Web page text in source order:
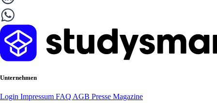
Unternehmen
Login Impressum FAQ AGB Presse Magazine